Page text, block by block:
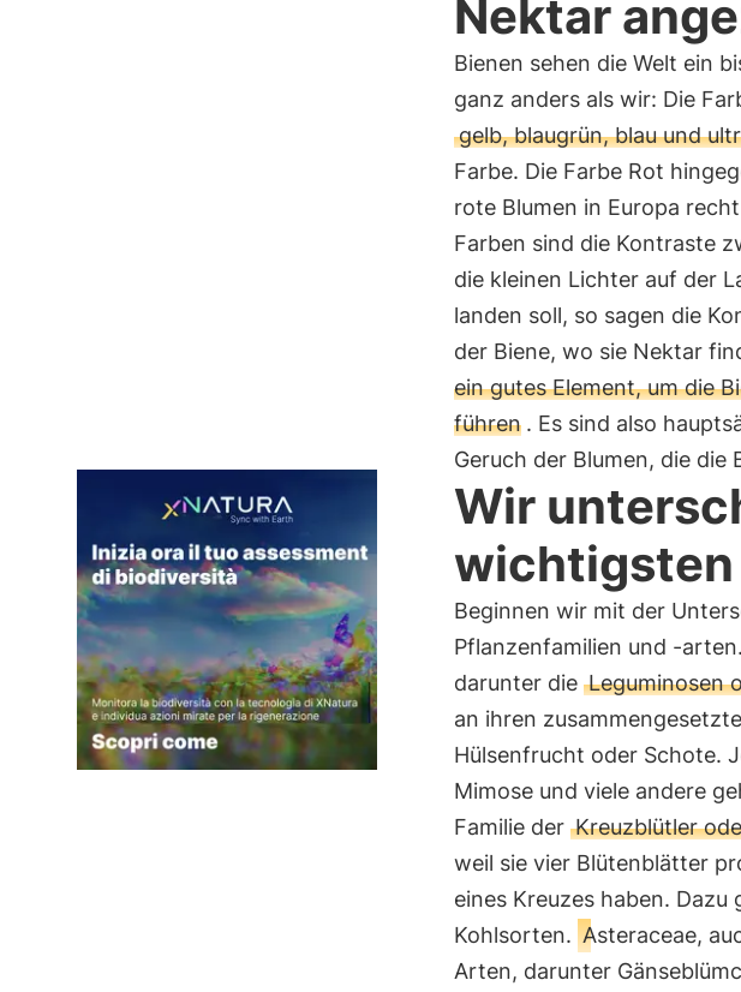
Nektar
Bienen sehen die Welt ein
ganz anders als wir: Die
gelb, blaugrün, blau und
Farbe. Die Farbe Rot
rote Blumen in Europa
Farben sind die Kontraste
die kleinen Lichter auf der
landen soll, so sagen die
der Biene, wo sie Nektar
ein gutes Element, um die
führen . Es sind also
Geruch der Blumen, die die
Wir
wichtigsten
Beginnen wir mit der
Pflanzenfamilien und -
darunter die Leguminosen
an ihren
Hülsenfrucht oder Schote.
Mimose und viele andere
Familie der Kreuzblütler
weil sie vier Blütenblätter
eines Kreuzes haben. Dazu
Kohlsorten. Asteraceae,
Arten, darunter